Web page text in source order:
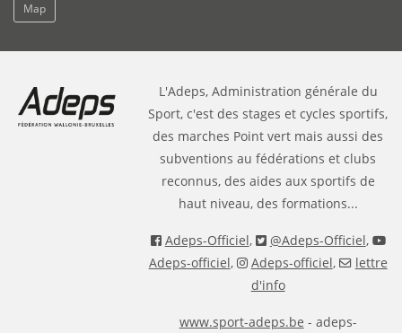
Map
L'Adeps, Administration générale du
Sport, c'est des stages et cycles sportifs,
des marches Point vert mais aussi des
subventions au fédérations et clubs
reconnus, des aides aux sportifs de
haut niveau, des formations...
Adeps-Officiel, @Adeps-Officiel,
Adeps-officiel, Adeps-officiel,
lettre
d'info
www.sport-adeps.be - adeps-